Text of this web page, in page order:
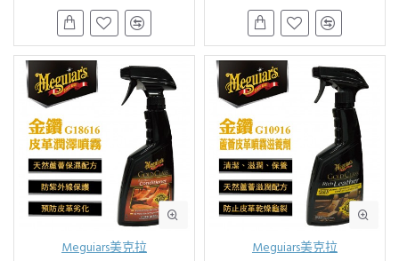
Meguiars美克拉 Meguiars美克拉